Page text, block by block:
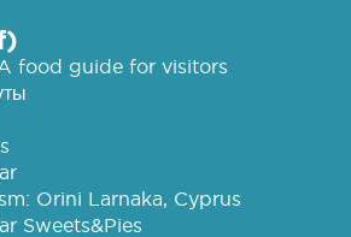
food guide for visitors
Orini Larnaka, Cyprus
Sweets&Pies